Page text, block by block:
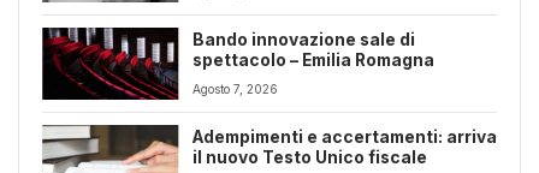
Bando innovazione sale di
spettacolo – Emilia Romagna
Agosto 7, 2026
Adempimenti e accertamenti: arriva
il nuovo Testo Unico fiscale